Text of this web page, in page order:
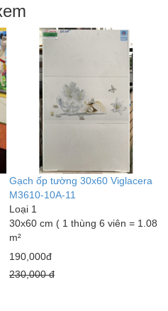
Gạch ốp tường 30x60 Viglacera
M3610-10A-11
Loại 1
30x60 cm ( 1 thùng 6 viên = 1.08
m²
190,000đ
230,000 đ